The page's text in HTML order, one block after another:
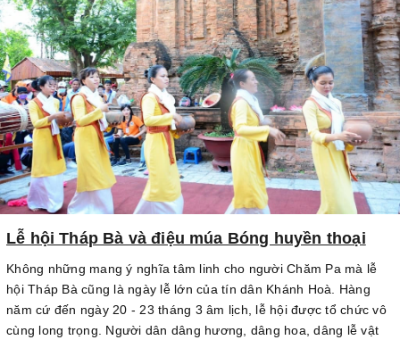
Lễ hội Tháp Bà và điệu múa Bóng huyền thoại
Không những mang ý nghĩa tâm linh cho người Chăm Pa mà lễ
hội Tháp Bà cũng là ngày lễ lớn của tín dân Khánh Hoà. Hàng
năm cứ đến ngày 20 - 23 tháng 3 âm lịch, lễ hội được tổ chức vô
cùng long trọng. Người dân dâng hương, dâng hoa, dâng lễ vật